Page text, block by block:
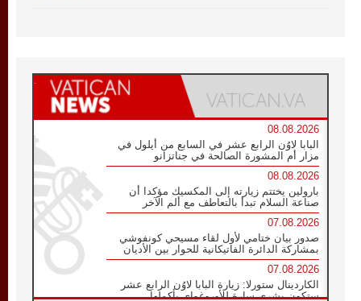
08.08.2026
البابا لاوُن الرابع عشر في السابع من أيلول في
مزار أم المشورة الصالحة في جناتزانو
08.08.2026
بارولين يختتم زيارته إلى المكسيك مؤكدا أن
صناعة السلام تبدأ بالتعاطف مع ألم الآخر
07.08.2026
صدور بيان ختامي لأول لقاء مسيحي كونفوشي
بمشاركة الدائرة الفاتيكانية للحوار بين الأديان
07.08.2026
الكاردينال ستورلا: زيارة البابا لاوُن الرابع عشر
ستكون بشرى سارة للأوروغواي بأكملها